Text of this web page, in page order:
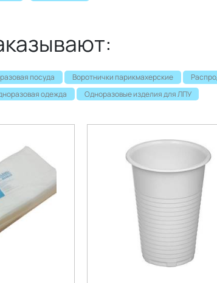
посуда Воротнички парикмахерские
одежда
Одноразовые изделия для ЛПУ